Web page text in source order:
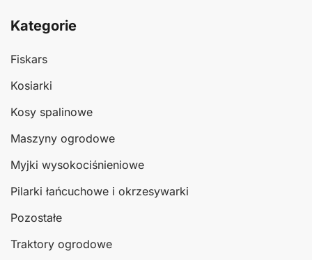
Kategorie
Fiskars
Kosiarki
Kosy spalinowe
Maszyny ogrodowe
Myjki wysokociśnieniowe
Pilarki łańcuchowe i okrzesywarki
Pozostałe
Traktory ogrodowe